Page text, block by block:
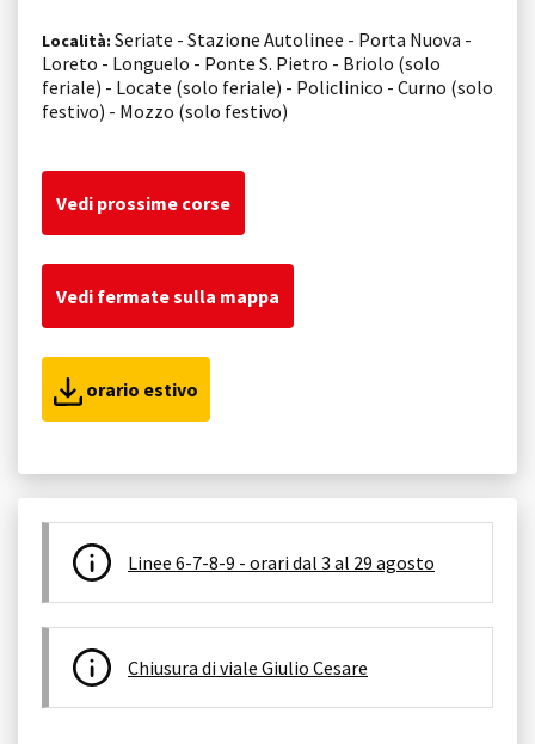
Località: Seriate - Stazione Autolinee - Porta Nuova -
Loreto - Longuelo - Ponte S. Pietro - Briolo (solo
feriale) - Locate (solo feriale) - Policlinico - Curno (solo
festivo) - Mozzo (solo festivo)
Vedi prossime corse
Vedi fermate sulla mappa
orario estivo
Linee 6-7-8-9 - orari dal 3 al 29 agosto
Chiusura di viale Giulio Cesare